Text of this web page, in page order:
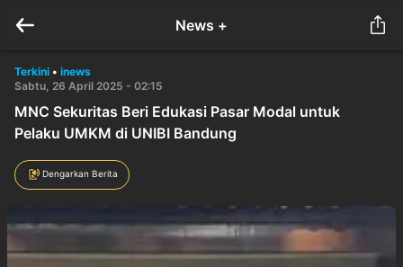
News +
Terkini • inews
Sabtu, 26 April 2025 - 02:15
MNC Sekuritas Beri Edukasi Pasar Modal untuk
Pelaku UMKM di UNIBI Bandung
Dengarkan Berita